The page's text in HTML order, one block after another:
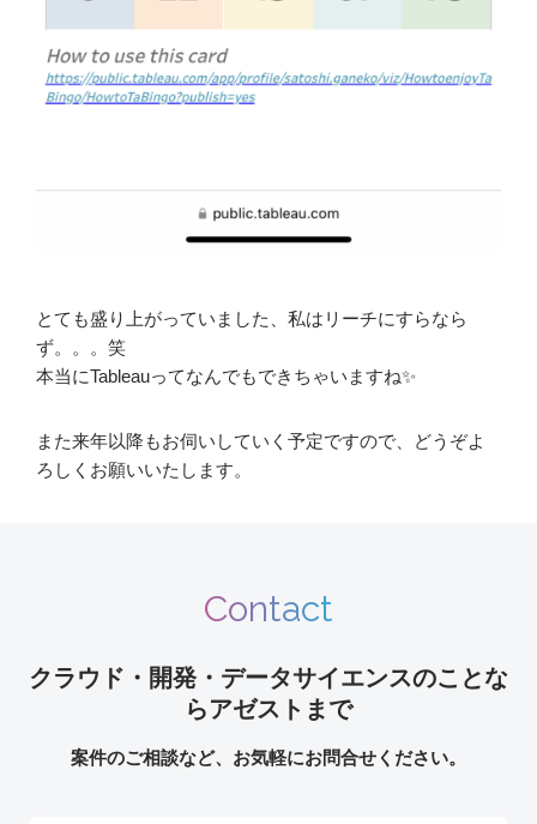
とても盛り上がっていました、私はリーチにすらなら
ず。。。笑
本当にTableauってなんでもできちゃいますね✨
また来年以降もお伺いしていく予定ですので、どうぞよ
ろしくお願いいたします。
Contact
クラウド・開発・データサイエンスのことな
らアゼストまで
案件のご相談など、お気軽にお問合せください。